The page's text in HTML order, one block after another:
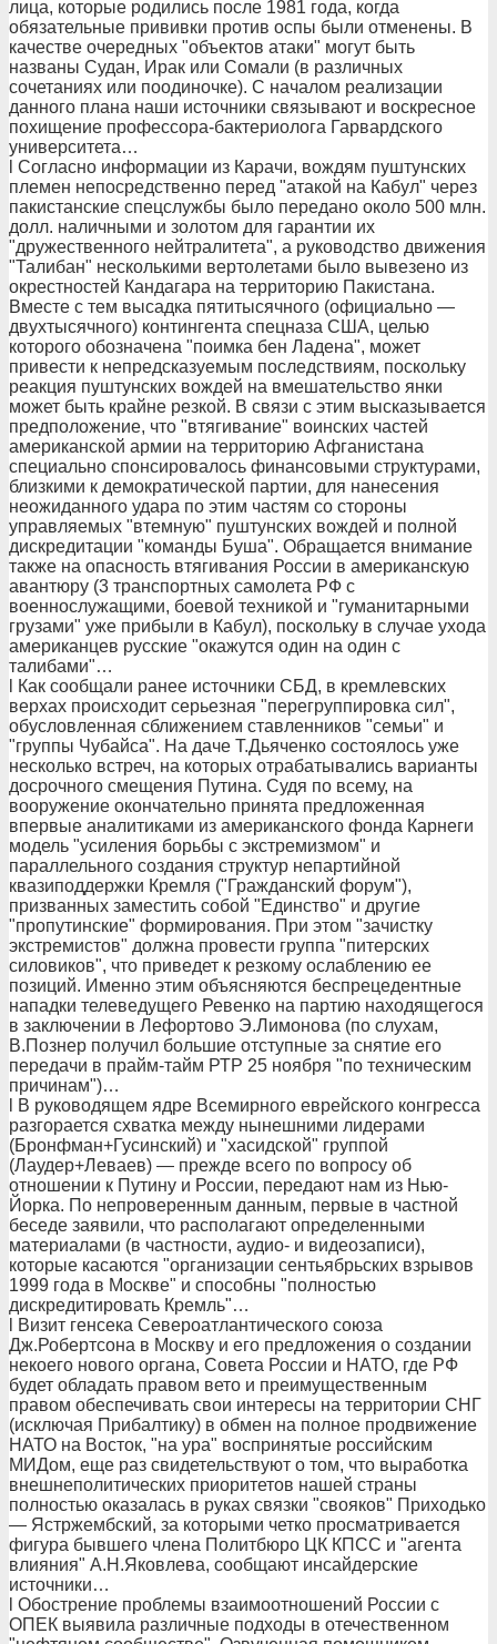
лица, которые родились после 1981 года, когда
обязательные прививки против оспы были отменены. В
качестве очередных "объектов атаки" могут быть
названы Судан, Ирак или Сомали (в различных
сочетаниях или поодиночке). С началом реализации
данного плана наши источники связывают и воскресное
похищение профессора-бактериолога Гарвардского
университета…
l Согласно информации из Карачи, вождям пуштунских
племен непосредственно перед "атакой на Кабул" через
пакистанские спецслужбы было передано около 500 млн.
долл. наличными и золотом для гарантии их
"дружественного нейтралитета", а руководство движения
"Талибан" несколькими вертолетами было вывезено из
окрестностей Кандагара на территорию Пакистана.
Вместе с тем высадка пятитысячного (официально —
двухтысячного) контингента спецназа США, целью
которого обозначена "поимка бен Ладена", может
привести к непредсказуемым последствиям, поскольку
реакция пуштунских вождей на вмешательство янки
может быть крайне резкой. В связи с этим высказывается
предположение, что "втягивание" воинских частей
американской армии на территорию Афганистана
специально спонсировалось финансовыми структурами,
близкими к демократической партии, для нанесения
неожиданного удара по этим частям со стороны
управляемых "втемную" пуштунских вождей и полной
дискредитации "команды Буша". Обращается внимание
также на опасность втягивания России в американскую
авантюру (3 транспортных самолета РФ с
военнослужащими, боевой техникой и "гуманитарными
грузами" уже прибыли в Кабул), поскольку в случае ухода
американцев русские "окажутся один на один с
талибами"…
l Как сообщали ранее источники СБД, в кремлевских
верхах происходит серьезная "перегруппировка сил",
обусловленная сближением ставленников "семьи" и
"группы Чубайса". На даче Т.Дьяченко состоялось уже
несколько встреч, на которых отрабатывались варианты
досрочного смещения Путина. Судя по всему, на
вооружение окончательно принята предложенная
впервые аналитиками из американского фонда Карнеги
модель "усиления борьбы с экстремизмом" и
параллельного создания структур непартийной
квазиподдержки Кремля ("Гражданский форум"),
призванных заместить собой "Единство" и другие
"пропутинские" формирования. При этом "зачистку
экстремистов" должна провести группа "питерских
силовиков", что приведет к резкому ослаблению ее
позиций. Именно этим объясняются беспрецедентные
нападки телеведущего Ревенко на партию находящегося
в заключении в Лефортово Э.Лимонова (по слухам,
В.Познер получил большие отступные за снятие его
передачи в прайм-тайм РТР 25 ноября "по техническим
причинам")…
l В руководящем ядре Всемирного еврейского конгресса
разгорается схватка между нынешними лидерами
(Бронфман+Гусинский) и "хасидской" группой
(Лаудер+Леваев) — прежде всего по вопросу об
отношении к Путину и России, передают нам из Нью-
Йорка. По непроверенным данным, первые в частной
беседе заявили, что располагают определенными
материалами (в частности, аудио- и видеозаписи),
которые касаются "организации сентьябрьских взрывов
1999 года в Москве" и способны "полностью
дискредитировать Кремль"…
l Визит генсека Североатлантического союза
Дж.Робертсона в Москву и его предложения о создании
некоего нового органа, Совета России и НАТО, где РФ
будет обладать правом вето и преимущественным
правом обеспечивать свои интересы на территории СНГ
(исключая Прибалтику) в обмен на полное продвижение
НАТО на Восток, "на ура" воспринятые российским
МИДом, еще раз свидетельствуют о том, что выработка
внешнеполитических приоритетов нашей страны
полностью оказалась в руках связки "свояков" Приходько
— Ястржембский, за которыми четко просматривается
фигура бывшего члена Политбюро ЦК КПСС и "агента
влияния" А.Н.Яковлева, сообщают инсайдерские
источники…
l Обострение проблемы взаимоотношений России с
ОПЕК выявила различные подходы в отечественном